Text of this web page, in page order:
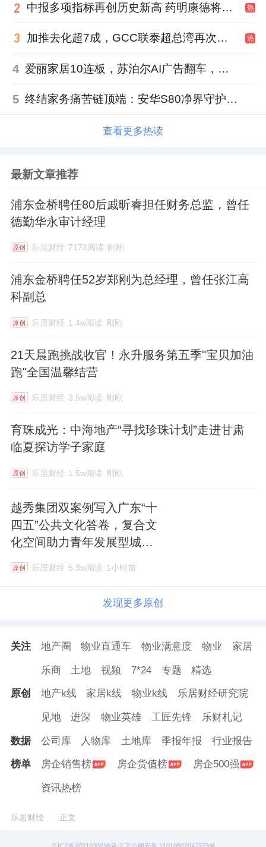
中报多项指标再创历史新高 药明康德将高质量发展成果“分发”到位 热
加推去化超7成，GCC联泰超总湾再次引爆深圳顶豪市场认购热潮 热
4 爱丽家居10连板，苏泊尔AI广告翻车，居然之家首单REITs获批丨家居周记
5 终结家务痛苦链顶端：安华S80净界守护者以“5重泡沫洗”让马桶从此免刷洗
查看更多热读
最新文章推荐
浦东金桥聘任80后戚昕睿担任财务总监，曾任
德勤华永审计经理
原创 乐居财经 7172阅读 刚刚
浦东金桥聘任52岁郑刚为总经理，曾任张江高
科副总
原创 乐居财经 1.4w阅读 刚刚
21天晨跑挑战收官！永升服务第五季"宝贝加油
跑"全国温馨结营
原创 乐居财经 3.5w阅读 刚刚
育珠成光：中海地产“寻找珍珠计划”走进甘肃
临夏探访学子家庭
原创 乐居财经 1.5w阅读 刚刚
越秀集团双案例写入广东“十
四五”公共文化答卷，复合文
化空间助力青年发展型城市
建设
原创 乐居财经 5.3w阅读 1小时前
发现更多原创
关注 地产圈 物业直通车 物业满意度 物业 家居
乐商 土地 视频 7*24 专题 精选
原创 地产k线 家居k线 物业k线 乐居财经研究院
见地 进深 物业英雄 工匠先锋 乐财札记
数据 公司库 人物库 土地库 季报年报 行业报告
榜单 房企销售榜 房企货值榜 房企500强
资讯热榜
乐居财经 正文